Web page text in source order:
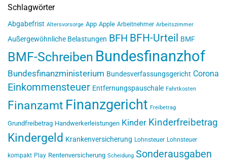
Schlagwörter
Abgabefrist Altersvorsorge App Apple Arbeitnehmer Arbeitszimmer
Außergewöhnliche Belastungen BFH BFH-Urteil BMF
BMF-Schreiben Bundesfinanzhof
Bundesfinanzministerium Bundesverfassungsgericht Corona
Einkommensteuer Entfernungspauschale Fahrtkosten
Finanzamt Finanzgericht Freibetrag
Grundfreibetrag Handwerkerleistungen Kinder Kinderfreibetrag
Kindergeld Krankenversicherung Lohnsteuer Lohnsteuer
kompakt Play Rentenversicherung Scheidung Sonderausgaben